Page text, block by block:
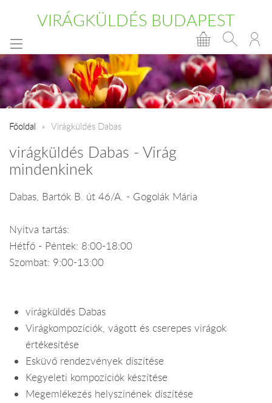
VIRÁGKÜLDÉS BUDAPEST
Főoldal Virágküldés Dabas
virágküldés Dabas - Virág
mindenkinek
Dabas, Bartók B. út 46/A. - Gogolák Mária
Nyitva tartás:
Hétfő - Péntek: 8:00-18:00
Szombat: 9:00-13:00
virágküldés Dabas
Virágkompozíciók, vágott és cserepes virágok
értékesítése
Esküvő rendezvények díszítése
Kegyeleti kompozíciók készítése
Megemlékezés helyszínének díszítése